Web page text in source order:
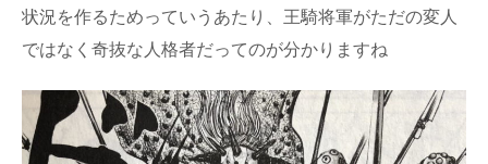
状況を作るためっていうあたり、王騎将軍がただの変人
ではなく奇抜な人格者だってのが分かりますね